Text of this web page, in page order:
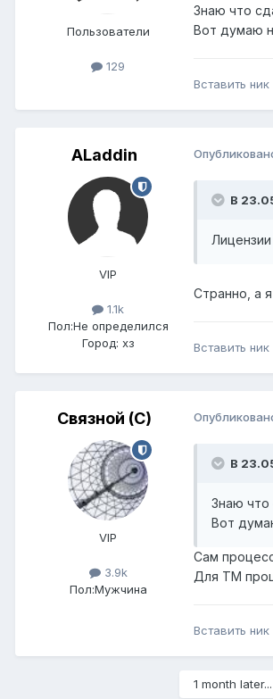
Пользователи
129
Знаю что
Вот думаю
Вставить ник
ALaddin
VIP
1.1k
Пол:Не определился
Город: хз
В
Странно, а
Вставить ник
Связной (С)
VIP
3.9k
Пол:Мужчина
В
Знаю что
Вот
Сам
Для ТМ
Вставить ник
1 month later...